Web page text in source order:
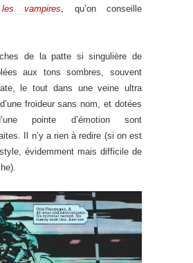
vampires , qu’on conseille
de la patte si singulière de
aux tons sombres, souvent
le tout dans une veine ultra
froideur sans nom, et dotées
pointe d’émotion sont
Il n’y a rien à redire (si on est
évidemment mais difficile de